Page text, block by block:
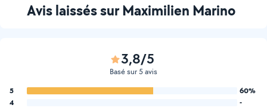
Avis laissés sur Maximilien Marino
3,8/5
Basé sur 5 avis
5
60%
4
-